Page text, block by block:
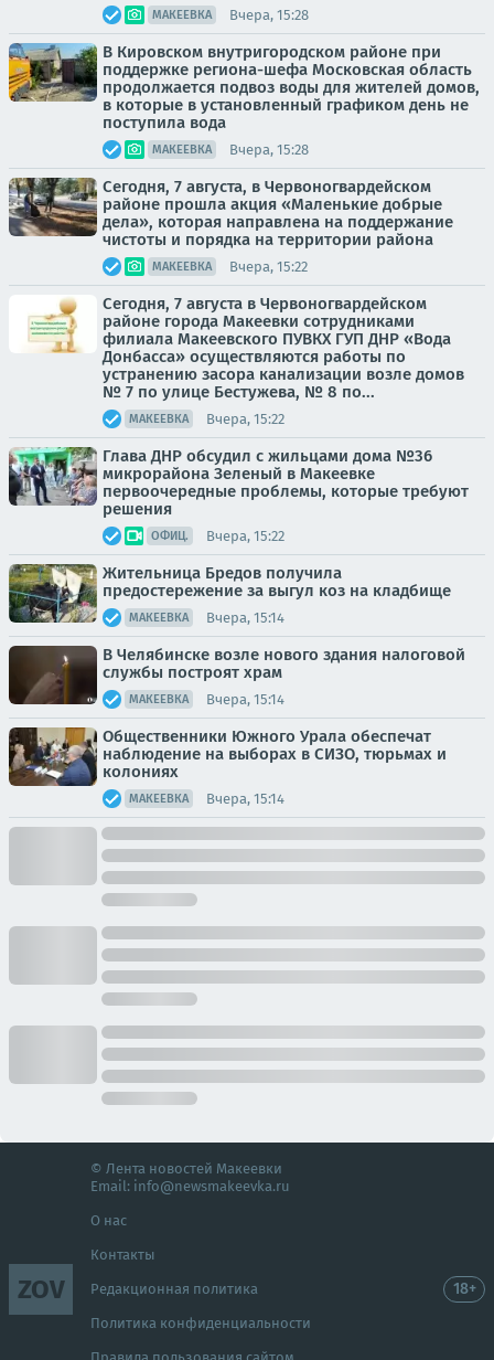
МАКЕЕВКА Вчера, 15:28
В Кировском внутригородском районе при
поддержке региона-шефа Московская область
продолжается подвоз воды для жителей домов,
в которые в установленный графиком день не
поступила вода
МАКЕЕВКА Вчера, 15:28
Сегодня, 7 августа, в Червоногвардейском
районе прошла акция «Маленькие добрые
дела», которая направлена на поддержание
чистоты и порядка на территории района
МАКЕЕВКА Вчера, 15:22
Сегодня, 7 августа в Червоногвардейском
районе города Макеевки сотрудниками
филиала Макеевского ПУВКХ ГУП ДНР «Вода
Донбасса» осуществляются работы по
устранению засора канализации возле домов
№ 7 по улице Бестужева, № 8 по...
МАКЕЕВКА Вчера, 15:22
Глава ДНР обсудил с жильцами дома №36
микрорайона Зеленый в Макеевке
первоочередные проблемы, которые требуют
решения
ОФИЦ. Вчера, 15:22
Жительница Бредов получила
предостережение за выгул коз на кладбище
МАКЕЕВКА Вчера, 15:14
В Челябинске возле нового здания налоговой
службы построят храм
МАКЕЕВКА Вчера, 15:14
Общественники Южного Урала обеспечат
наблюдение на выборах в СИЗО, тюрьмах и
колониях
МАКЕЕВКА Вчера, 15:14
ZOV
© Лента новостей Макеевки
Email: info@newsmakeevka.ru
О нас
Контакты
Редакционная политика
Политика конфиденциальности
18+